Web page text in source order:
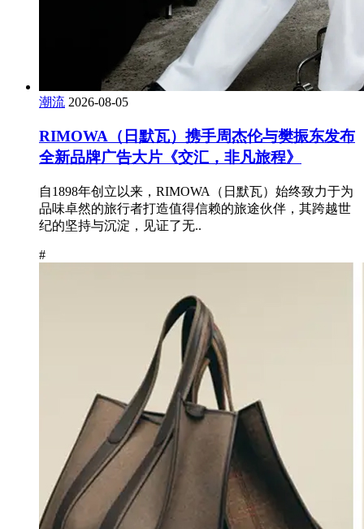
潮流 2026-08-05
RIMOWA（日默瓦）携手周杰伦与樊振东发布
全新品牌广告大片《交汇，非凡旅程》
自1898年创立以来，RIMOWA（日默瓦）始终致力于为
品味卓然的旅行者打造值得信赖的旅途伙伴，其跨越世
纪的坚持与沉淀，见证了无..
#